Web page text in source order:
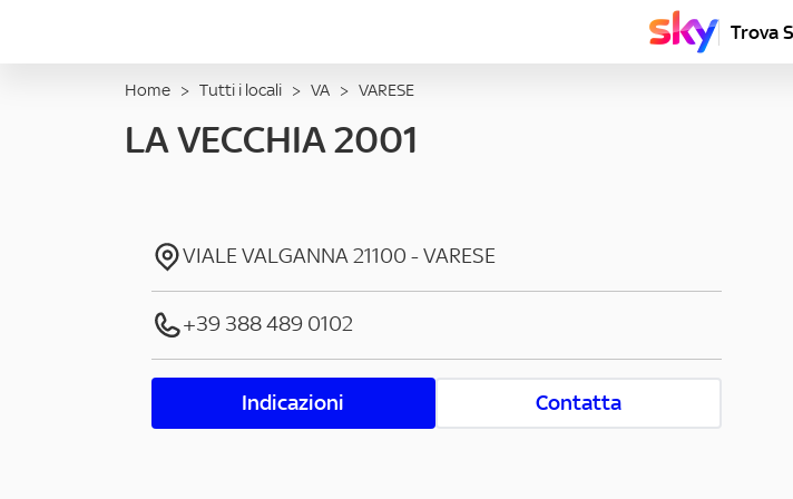
Trova
Home > Tutti i locali > VA > VARESE
LA VECCHIA 2001
VIALE VALGANNA21100 -VARESE
+39 388 489 0102
Indicazioni Contatta